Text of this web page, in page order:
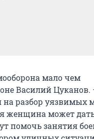
мало чем
Василий Цуканов.
на разбор уязвимых
женщина может
помочь занятия